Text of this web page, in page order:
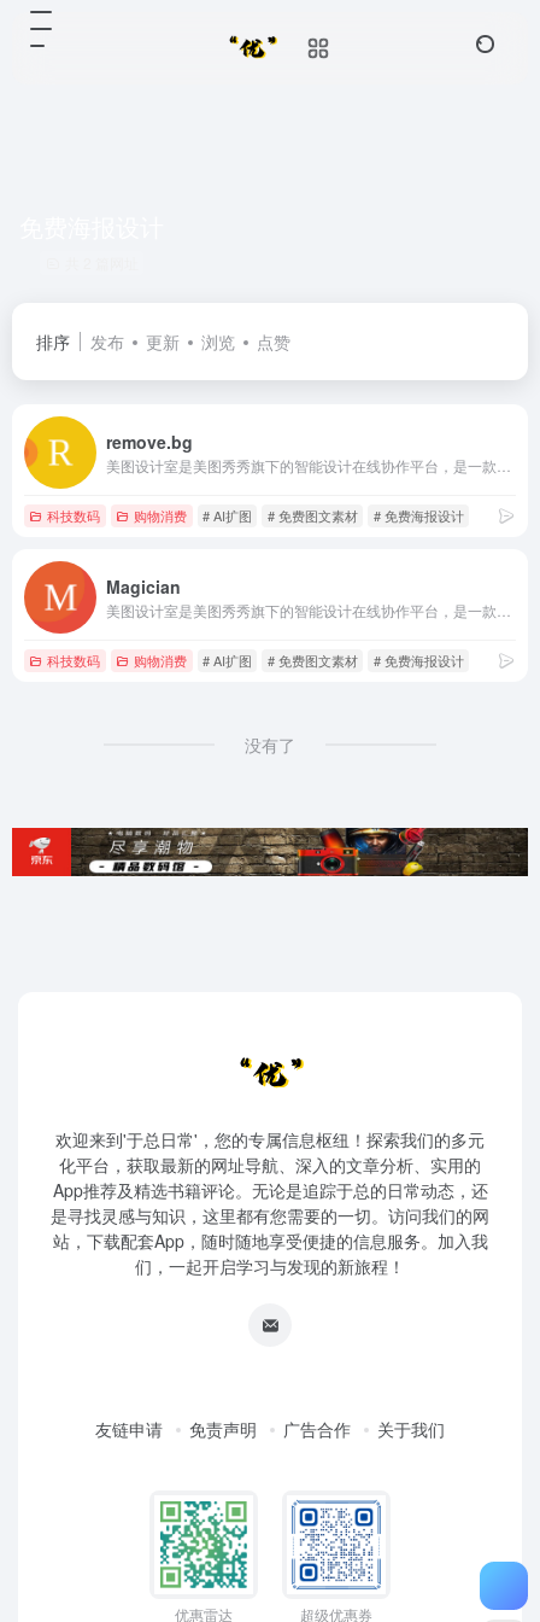
排序 发布 更新 浏览 点赞
remove.bg
科技数码 购物消费 # AI扩图 # 免费图文素材 # 免费海报设计
Magician
科技数码 购物消费 # AI扩图 # 免费图文素材 # 免费海报设计
没有了
欢迎来到'于总日常'，您的专属信息枢纽！探索我们的多元
化平台，获取最新的网址导航、深入的文章分析、实用的
App推荐及精选书籍评论。无论是追踪于总的日常动态，还
是寻找灵感与知识，这里都有您需要的一切。访问我们的网
站，下载配套App，随时随地享受便捷的信息服务。加入我
们，一起开启学习与发现的新旅程！
友链申请 免责声明 广告合作 关于我们
优惠雷达 超级优惠券